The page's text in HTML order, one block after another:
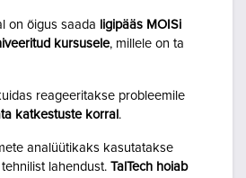
on õigus saada ligipääs MOISi
kursusele, millele on ta
reageeritakse probleemile
katkestuste korral .
analüütikaks kasutatakse
lahendust. TalTech hoiab